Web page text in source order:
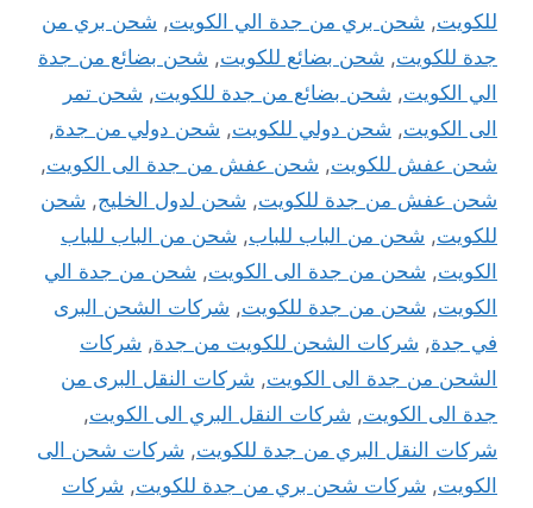
للكويت, شحن بري من جدة الي الكويت, شحن بري من
جدة للكويت, شحن بضائع للكويت, شحن بضائع من جدة
الي الكويت, شحن بضائع من جدة للكويت, شحن تمر
الى الكويت, شحن دولي للكويت, شحن دولي من جدة,
شحن عفش للكويت, شحن عفش من جدة الى الكويت,
شحن عفش من جدة للكويت, شحن لدول الخليج, شحن
للكويت, شحن من الباب للباب, شحن من الباب للباب
الكويت, شحن من جدة الى الكويت, شحن من جدة الي
الكويت, شحن من جدة للكويت, شركات الشحن البرى
في جدة, شركات الشحن للكويت من جدة, شركات
الشحن من جدة الى الكويت, شركات النقل البرى من
جدة الى الكويت, شركات النقل البري الى الكويت,
شركات النقل البري من جدة للكويت, شركات شحن الى
الكويت, شركات شحن بري من جدة للكويت, شركات